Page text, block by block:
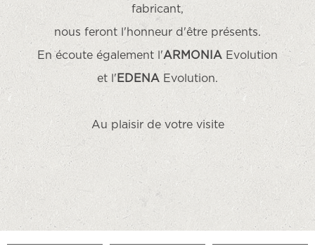
fabricant,
nous feront l'honneur d'être présents.
En écoute également l'ARMONIA Evolution
et l' EDENA Evolution.
Au plaisir de votre visite